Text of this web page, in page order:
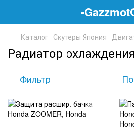
-
Каталог Скутеры Япония
Радиатор
Фильтр